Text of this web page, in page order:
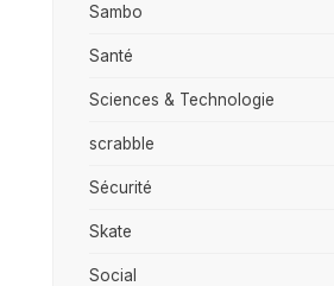
Sambo
Santé
Sciences & Technologie
scrabble
Sécurité
Skate
Social